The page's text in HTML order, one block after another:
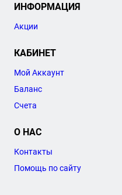
ИНФОРМАЦИЯ
Акции
КАБИНЕТ
Мой Аккаунт
Баланс
Счета
О НАС
Контакты
Помощь по сайту